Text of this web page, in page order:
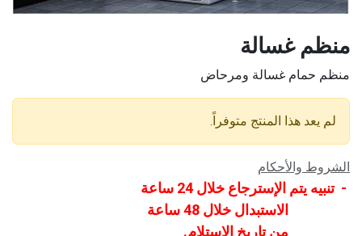
منظم غسالة
منظم حمام غسالة ومرحاض
لم يعد هذا المنتج متوفراً.
الشروط والأحكام
- تنبيه يتم الإسترجاع خلال 24 ساعة
الاستبدال خلال 48 ساعة
من تاريخ الإستلام.